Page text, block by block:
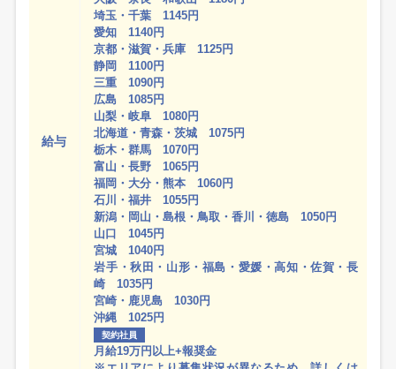
給与
埼玉・千葉 1145円
愛知 1140円
京都・滋賀・兵庫 1125円
静岡 1100円
三重 1090円
広島 1085円
山梨・岐阜 1080円
北海道・青森・茨城 1075円
栃木・群馬 1070円
富山・長野 1065円
福岡・大分・熊本 1060円
石川・福井 1055円
新潟・岡山・島根・鳥取・香川・徳島 1050円
山口 1045円
宮城 1040円
岩手・秋田・山形・福島・愛媛・高知・佐賀・長
崎 1035円
宮崎・鹿児島 1030円
沖縄 1025円
契約社員
月給19万円以上+報奨金